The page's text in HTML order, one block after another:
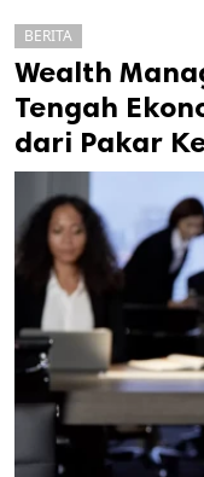
cipta.
BERITA
Wealth
Tengah
dari Pakar